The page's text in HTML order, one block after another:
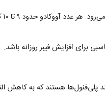
برای افزایش فیبر روزانه باشد.
پلی‌فنول‌ها هستند که به کاهش